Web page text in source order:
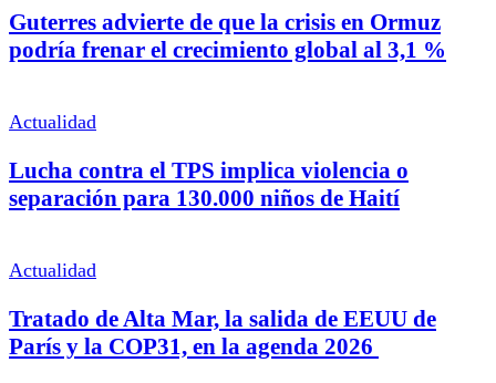
Guterres advierte de que la crisis en Ormuz
podría frenar el crecimiento global al 3,1 %
Actualidad
Lucha contra el TPS implica violencia o
separación para 130.000 niños de Haití
Actualidad
Tratado de Alta Mar, la salida de EEUU de
París y la COP31, en la agenda 2026